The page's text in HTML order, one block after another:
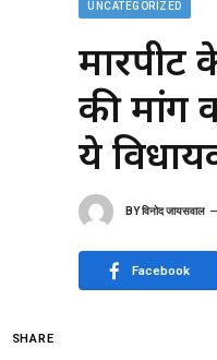
UNCATEGORIZED
की मांग
ये
BYविनोद जायसवाल
Facebook
SHARE